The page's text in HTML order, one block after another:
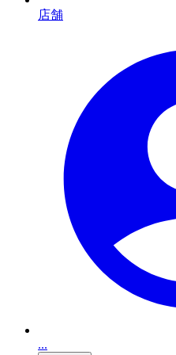
店舗
...